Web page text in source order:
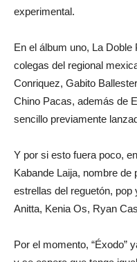
experimental.
En el álbum uno, La
colegas del regional
Conriquez, Gabito
Chino Pacas, además de
sencillo previamente
Y por si esto fuera poco,
Kabande Laija, nombre de
estrellas del reguetón,
Anitta, Kenia Os, Ryan
Por el momento, “Éxodo”